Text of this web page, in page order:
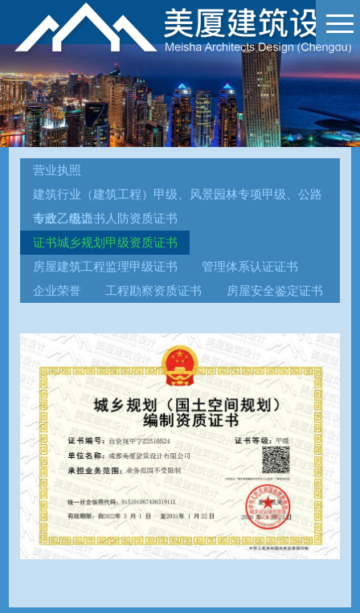
营业执照
建筑行业（建筑工程）甲级、风景园林专项甲级、公路
专业乙级证书
市政、电力、人防资质证书
证书城乡规划甲级资质证书
房屋建筑工程监理甲级证书
管理体系认证证书
企业荣誉
工程勘察资质证书 房屋安全鉴定证书